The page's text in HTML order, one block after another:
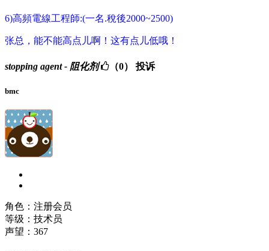
6)高頻電線工程師:(一名.稅後2000~2500)
张总，能不能高点儿啊！这有点儿低哦！
stopping agent - 阻化剂 （0） 投诉
bmc
角色：注册会员
等级：技术员
声望： 367